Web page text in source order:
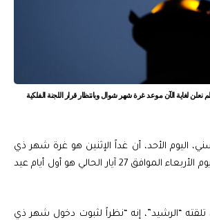
نعلن لغاية الآن موعد غرة شهر شوال وبانتظار قرار اللجنة الفلكية
اليوم اﻷحد، أن غداً الإثنين هو غرة شهر ذي
الحجة، مشيرا الى أن يوم الأربعاء الموافق 27 آيار الحالي هو أول أيام عيد
تلقته “الرشيد”، إنه “نظراً لثبوت دخول شهر ذي